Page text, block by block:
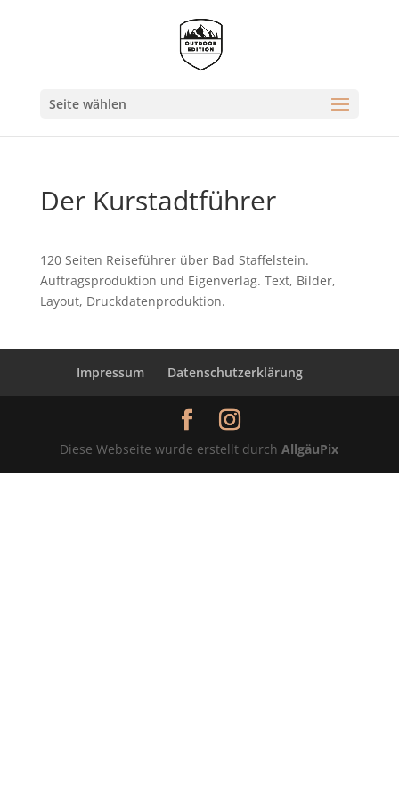
Seite wählen
Der Kurstadtführer
120 Seiten Reiseführer über Bad Staffelstein.
Auftragsproduktion und Eigenverlag. Text, Bilder,
Layout, Druckdatenproduktion.
Impressum Datenschutzerklärung
Diese Webseite wurde erstellt durchAllgäuPix